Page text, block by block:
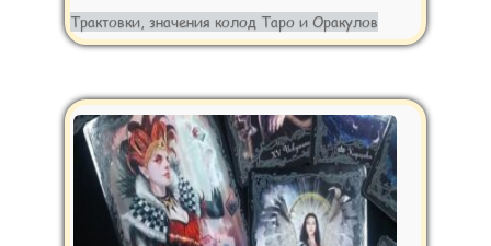
Трактовки, значения колод Таро и Оракулов